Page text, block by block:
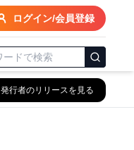
ログイン/会員登録
発行者のリリースを見る